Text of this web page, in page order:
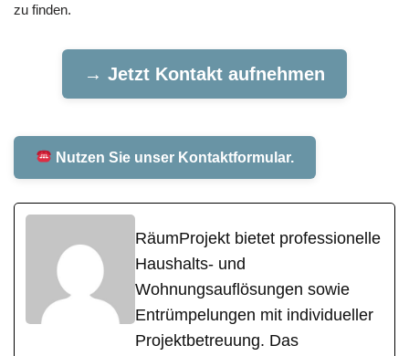
zu finden.
→ Jetzt Kontakt aufnehmen
Nutzen Sie unser Kontaktformular.
RäumProjekt bietet professionelle
Haushalts- und
Wohnungsauflösungen sowie
Entrümpelungen mit individueller
Projektbetreuung. Das